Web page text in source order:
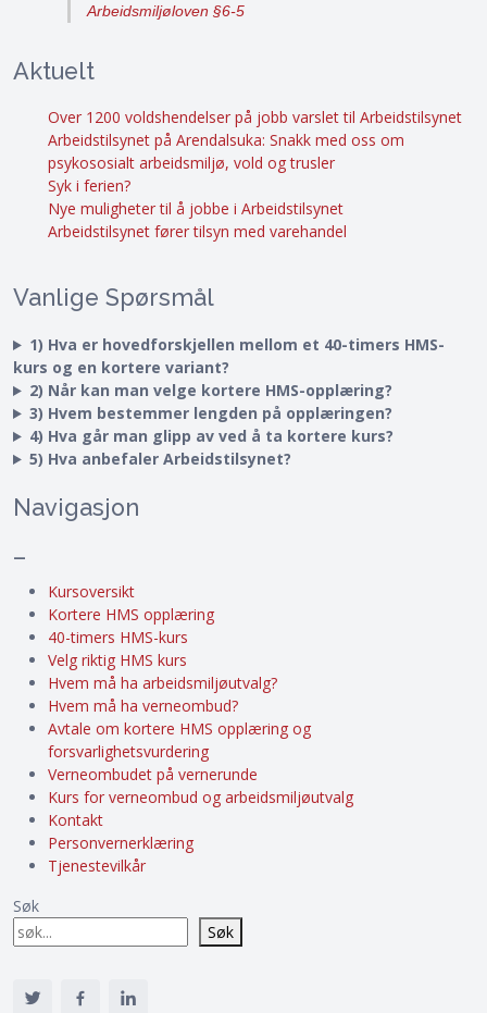
Arbeidsmiljøloven §6-5
Aktuelt
Over 1200 voldshendelser på jobb varslet til Arbeidstilsynet
Arbeidstilsynet på Arendalsuka: Snakk med oss om
psykososialt arbeidsmiljø, vold og trusler
Syk i ferien?
Nye muligheter til å jobbe i Arbeidstilsynet
Arbeidstilsynet fører tilsyn med varehandel
Vanlige Spørsmål
1) Hva er hovedforskjellen mellom et 40-timers HMS-
kurs og en kortere variant?
2) Når kan man velge kortere HMS-opplæring?
3) Hvem bestemmer lengden på opplæringen?
4) Hva går man glipp av ved å ta kortere kurs?
5) Hva anbefaler Arbeidstilsynet?
Navigasjon
–
Kursoversikt
Kortere HMS opplæring
40-timers HMS-kurs
Velg riktig HMS kurs
Hvem må ha arbeidsmiljøutvalg?
Hvem må ha verneombud?
Avtale om kortere HMS opplæring og
forsvarlighetsvurdering
Verneombudet på vernerunde
Kurs for verneombud og arbeidsmiljøutvalg
Kontakt
Personvernerklæring
Tjenestevilkår
Søk
Søk